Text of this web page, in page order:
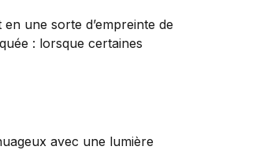
une sorte d’empreinte de
: lorsque certaines
avec une lumière